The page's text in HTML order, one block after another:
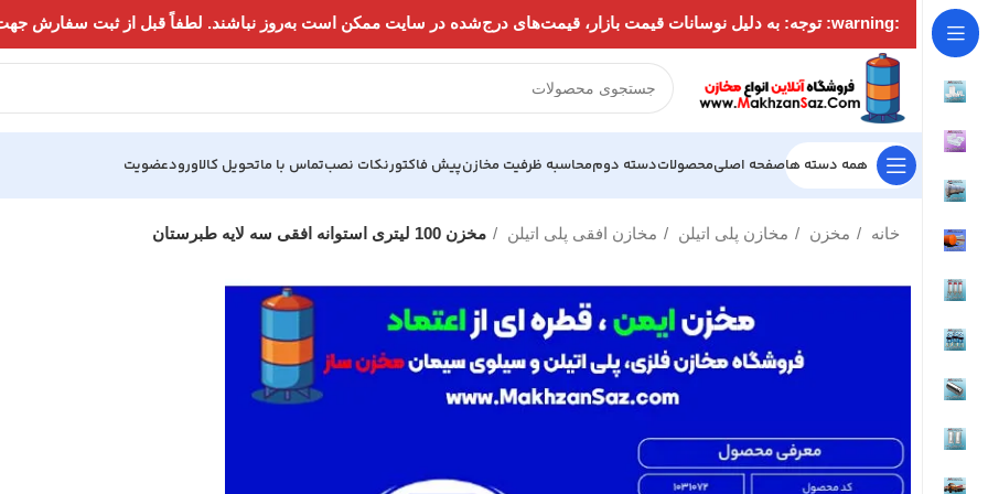
:warning: توجه: به دلیل نوسانات قیمت بازار، قیمت‌های درج‌شده در سایت ممکن است به‌روز نباشند. لطفاً قبل از ثبت سفارش جهت استعلام قیمت با شماره‌های زیر تماس بگیرید:
همه دسته هاصفحه اصلیمحصولاتدسته دوممحاسبه ظرفیت مخازنپیش فاکتورنکات نصبتماس با ماتحویل کالاورودعضویت
خانه مخزن مخازن پلی اتیلن مخازن افقی پلی اتیلن مخزن 100 لیتری استوانه افقی سه لایه طبرستان